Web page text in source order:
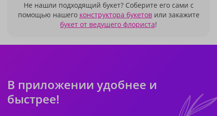
Не нашли подходящий букет? Соберите его сами с
помощью нашего конструктора букетовили закажите
букет от ведущего флориста!
В приложении удобнее и
быстрее!